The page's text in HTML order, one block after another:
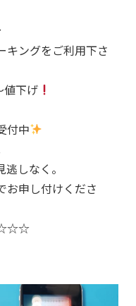
キングをご利用下さ
下げ
付中
しなく。
お申し付けくださ